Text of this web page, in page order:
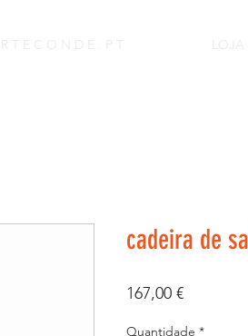
R T E C O N D E . P T
cadeira de
167,00 €Preço
Quantidade *